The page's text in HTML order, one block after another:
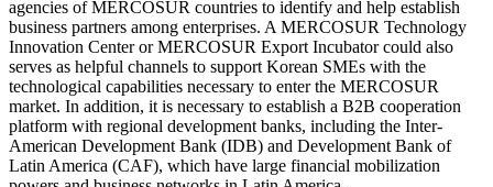
agencies of MERCOSUR countries to identify and help establish
business partners among enterprises. A MERCOSUR Technology
Innovation Center or MERCOSUR Export Incubator could also
serves as helpful channels to support Korean SMEs with the
technological capabilities necessary to enter the MERCOSUR
market. In addition, it is necessary to establish a B2B cooperation
platform with regional development banks, including the Inter-
American Development Bank (IDB) and Development Bank of
Latin America (CAF), which have large financial mobilization